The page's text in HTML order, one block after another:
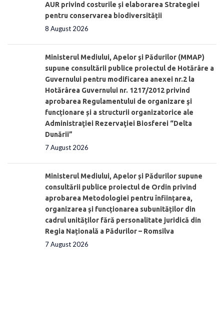
AUR privind costurile și elaborarea Strategiei
pentru conservarea biodiversității
8 August 2026
Ministerul Mediului, Apelor şi Pădurilor (MMAP)
supune consultării publice proiectul de Hotărâre a
Guvernului pentru modificarea anexei nr.2 la
Hotărârea Guvernului nr. 1217/2012 privind
aprobarea Regulamentului de organizare şi
funcționare și a structurii organizatorice ale
Administraţiei Rezervaţiei Biosferei “Delta
Dunării”
7 August 2026
Ministerul Mediului, Apelor și Pădurilor supune
consultării publice proiectul de Ordin privind
aprobarea Metodologiei pentru înființarea,
organizarea și funcționarea subunităților din
cadrul unităților fără personalitate juridică din
Regia Națională a Pădurilor – Romsilva
7 August 2026